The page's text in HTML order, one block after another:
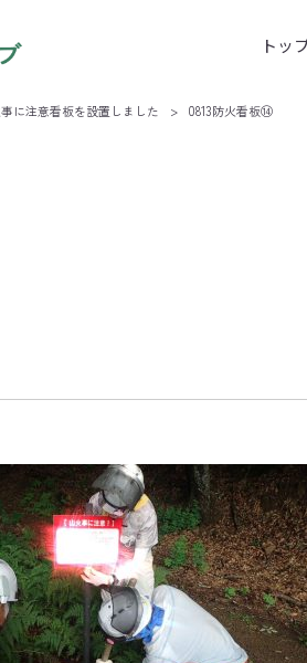
トッ
に注意看板を設置しました > 0813防火看板⑭